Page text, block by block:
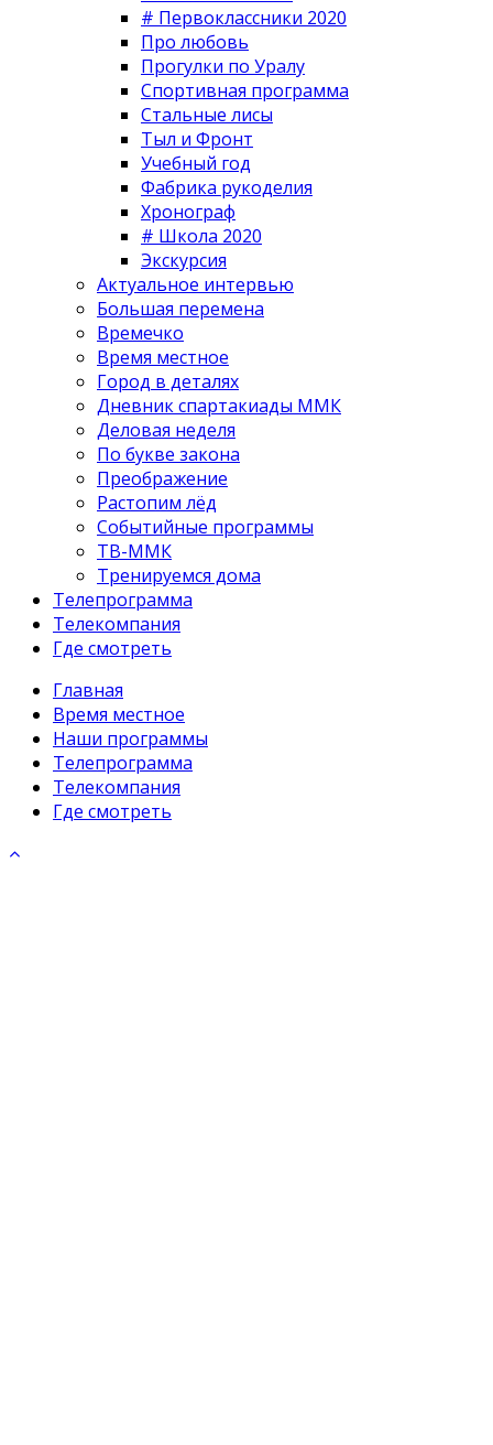
# Первоклассники 2020
Про любовь
Прогулки по Уралу
Спортивная программа
Стальные лисы
Тыл и Фронт
Учебный год
Фабрика рукоделия
Хронограф
# Школа 2020
Экскурсия
Актуальное интервью
Большая перемена
Времечко
Время местное
Город в деталях
Дневник спартакиады ММК
Деловая неделя
По букве закона
Преображение
Растопим лёд
Событийные программы
ТВ-ММК
Тренируемся дома
Телепрограмма
Телекомпания
Где смотреть
Главная
Время местное
Наши программы
Телепрограмма
Телекомпания
Где смотреть